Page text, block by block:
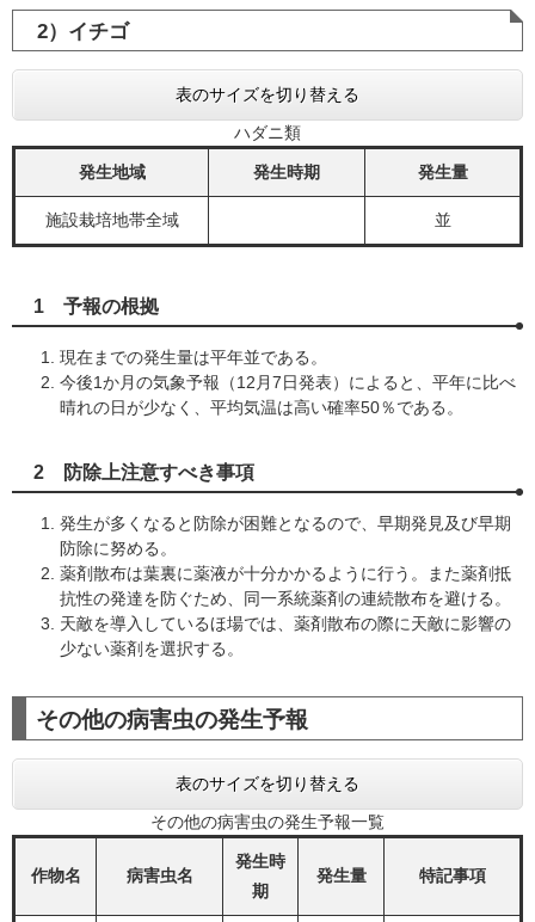
2）イチゴ
表のサイズを切り替える
ハダニ類
発生地域 発生時期 発生量
施設栽培地帯全域 並
1 予報の根拠
現在までの発生量は平年並である。
今後1か月の気象予報（12月7日発表）によると、平年に比べ
晴れの日が少なく、平均気温は高い確率50％である。
2 防除上注意すべき事項
発生が多くなると防除が困難となるので、早期発見及び早期
防除に努める。
薬剤散布は葉裏に薬液が十分かかるように行う。また薬剤抵
抗性の発達を防ぐため、同一系統薬剤の連続散布を避ける。
天敵を導入しているほ場では、薬剤散布の際に天敵に影響の
少ない薬剤を選択する。
その他の病害虫の発生予報
表のサイズを切り替える
その他の病害虫の発生予報一覧
作物名 病害虫名
発生時
期
発生量 特記事項